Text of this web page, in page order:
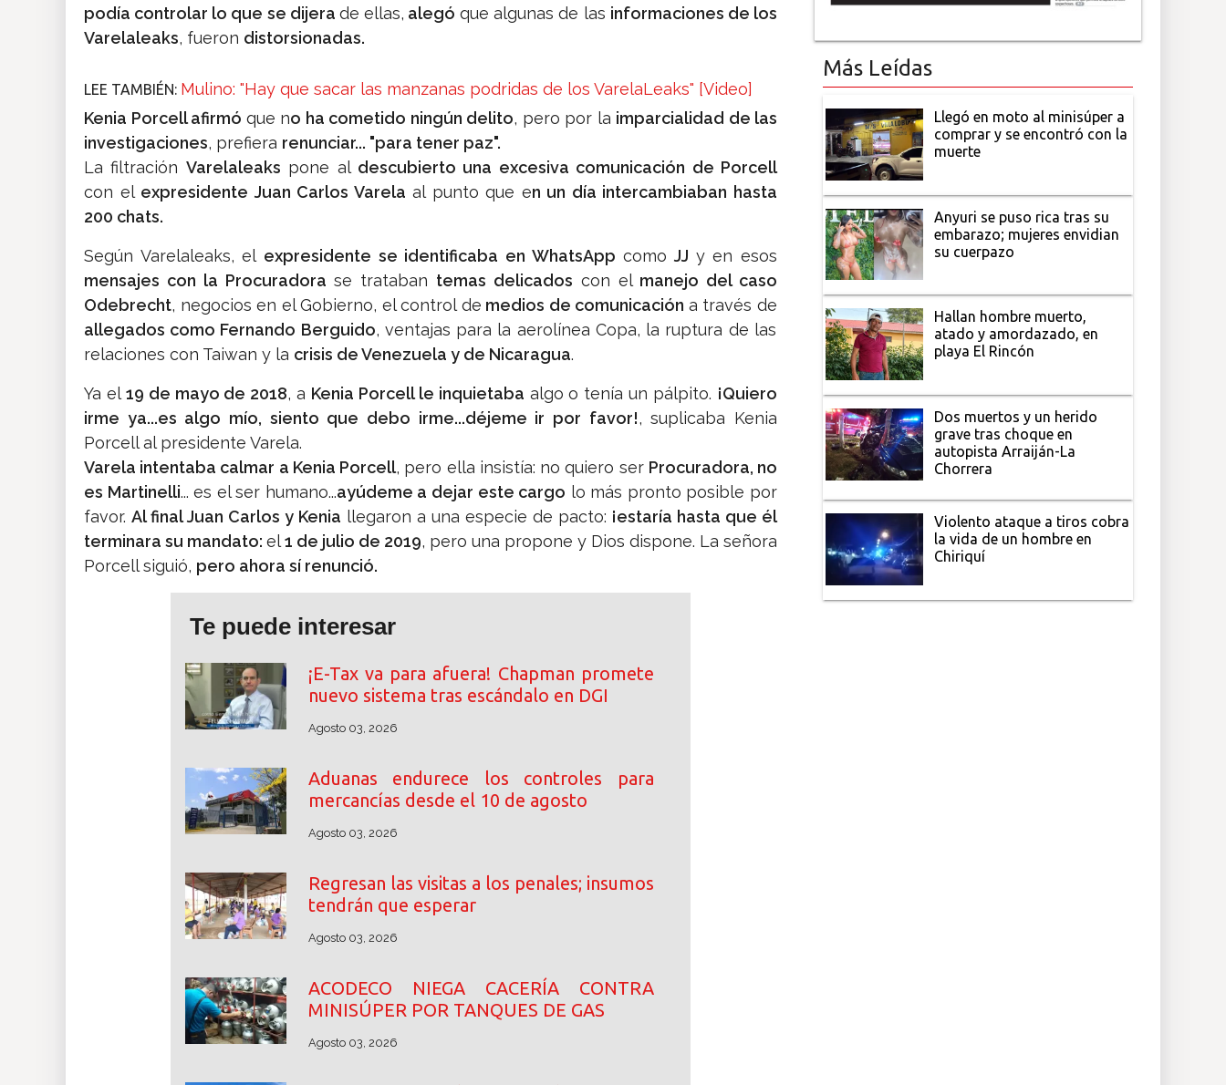
podía controlar lo que se dijera de ellas, alegó que algunas de las informaciones de los
Varelaleaks, fueron distorsionadas.
LEE TAMBIÉN: Mulino: "Hay que sacar las manzanas podridas de los VarelaLeaks" [Video]
Kenia Porcell afirmó que no ha cometido ningún delito, pero por la imparcialidad de las
investigaciones, prefiera renunciar... "para tener paz".
La filtración Varelaleaks pone al descubierto una excesiva comunicación de Porcell
con el expresidente Juan Carlos Varela al punto que en un día intercambiaban hasta
200 chats.
Según Varelaleaks, el expresidente se identificaba en WhatsApp como JJ y en esos
mensajes con la Procuradora se trataban temas delicados con el manejo del caso
Odebrecht, negocios en el Gobierno, el control de medios de comunicación a través de
allegados como Fernando Berguido, ventajas para la aerolínea Copa, la ruptura de las
relaciones con Taiwan y la crisis de Venezuela y de Nicaragua.
Ya el19 de mayo de 2018, a Kenia Porcell le inquietaba algo o tenía un pálpito. ¡Quiero
irme ya...es algo mío, siento que debo irme...déjeme ir por favor!, suplicaba Kenia
Porcell al presidente Varela.
Varela intentaba calmar a Kenia Porcell, pero ella insistía: no quiero ser Procuradora, no
es Martinelli... es el ser humano...ayúdeme a dejar este cargo lo más pronto posible por
favor. Al final Juan Carlos y Kenia llegaron a una especie de pacto: ¡estaría hasta que él
terminara su mandato: el1 de julio de 2019, pero una propone y Dios dispone. La señora
Porcell siguió, pero ahora sí renunció.
Te puede interesar
¡E-Tax va para afuera! Chapman promete
nuevo sistema tras escándalo en DGI
Agosto 03, 2026
Aduanas endurece los controles para
mercancías desde el 10 de agosto
Agosto 03, 2026
Regresan las visitas a los penales; insumos
tendrán que esperar
Agosto 03, 2026
ACODECO NIEGA CACERÍA CONTRA
MINISÚPER POR TANQUES DE GAS
Agosto 03, 2026
Más Leídas
Llegó en moto al minisúper a
comprar y se encontró con la
muerte
Anyuri se puso rica tras su
embarazo; mujeres envidian
su cuerpazo
Hallan hombre muerto,
atado y amordazado, en
playa El Rincón
Dos muertos y un herido
grave tras choque en
autopista Arraiján-La
Chorrera
Violento ataque a tiros cobra
la vida de un hombre en
Chiriquí